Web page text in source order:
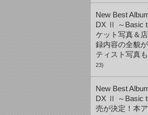
New Best
DX Ⅱ ～Basic
ケット写真＆
録内容の全貌
ティスト写真
23)
New Best
DX Ⅱ ～Basic
売が決定！本